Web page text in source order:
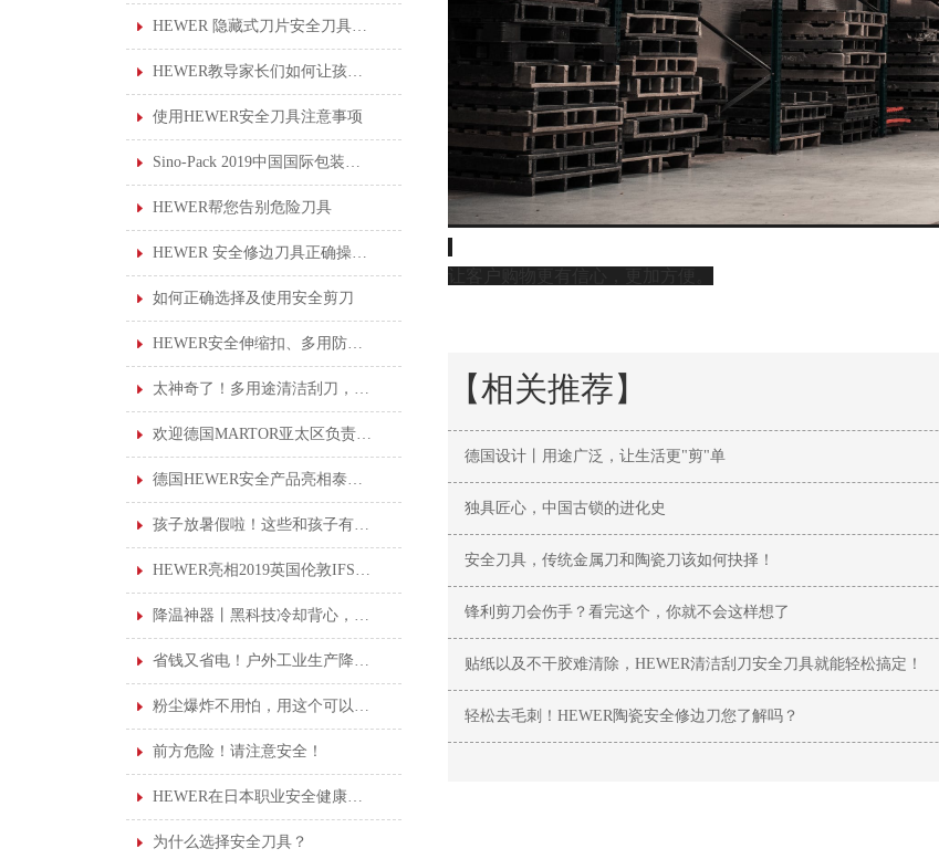
HEWER 隐藏式刀片安全刀具的优点
HEWER教导家长们如何让孩子使用安全剪刀
使用HEWER安全刀具注意事项
Sino-Pack 2019中国国际包装展会，德国HEWER新产品首亮相
HEWER帮您告别危险刀具
HEWER 安全修边刀具正确操作说明
如何正确选择及使用安全剪刀
HEWER安全伸缩扣、多用防丢伸缩扣
太神奇了！多用途清洁刮刀，轻松刮走黏胶垢
欢迎德国MARTOR亚太区负责人莅临我司进行产品培训
德国HEWER安全产品亮相泰国职业安全健康会议，为泰国企业提供一站式服务！
孩子放暑假啦！这些和孩子有关的“安全贴士”你知道吗？
HEWER亮相2019英国伦敦IFSEC安防展览会
降温神器丨黑科技冷却背心，高温作业可持续凉爽
省钱又省电！户外工业生产降温加水凉风机！
粉尘爆炸不用怕，用这个可以安心上班！
前方危险！请注意安全！
HEWER在日本职业安全健康展览会
为什么选择安全刀具？
【相关推荐】
德国设计丨用途广泛，让生活更"剪"单
独具匠心，中国古锁的进化史
安全刀具，传统金属刀和陶瓷刀该如何抉择！
锋利剪刀会伤手？看完这个，你就不会这样想了
贴纸以及不干胶难清除，HEWER清洁刮刀安全刀具就能轻松搞定！
轻松去毛刺！HEWER陶瓷安全修边刀您了解吗？